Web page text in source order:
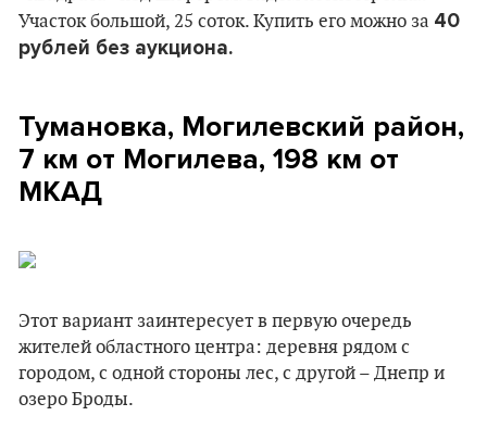
Участок большой, 25 соток. Купить его можно за 40
рублей без аукциона.
Тумановка, Могилевский район,
7 км от Могилева, 198 км от
МКАД
Этот вариант заинтересует в первую очередь
жителей областного центра: деревня рядом с
городом, с одной стороны лес, с другой – Днепр и
озеро Броды.